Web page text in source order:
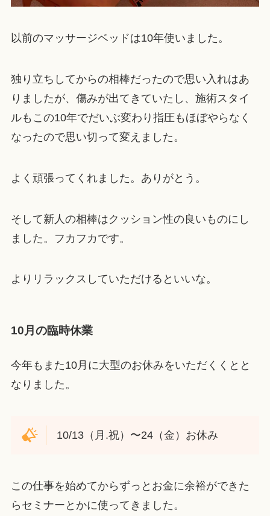
以前のマッサージベッドは10年使いました。
独り立ちしてからの相棒だったので思い入れはあ
りましたが、傷みが出てきていたし、施術スタイ
ルもこの10年でだいぶ変わり指圧もほぼやらなく
なったので思い切って変えました。
よく頑張ってくれました。ありがとう。
そして新人の相棒はクッション性の良いものにし
ました。フカフカです。
よりリラックスしていただけるといいな。
10月の臨時休業
今年もまた10月に大型のお休みをいただくくとと
なりました。
10/13（月.祝）〜24（金）お休み
この仕事を始めてからずっとお金に余裕ができた
らセミナーとかに使ってきました。